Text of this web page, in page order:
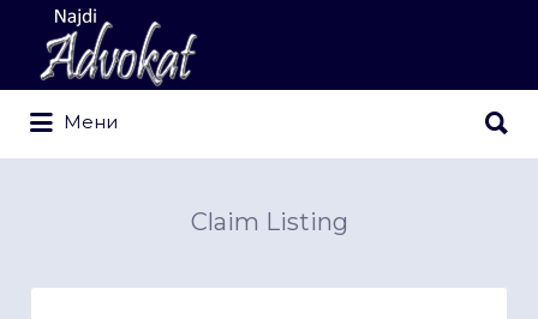
Search
for:
Мени
for:
Claim Listing